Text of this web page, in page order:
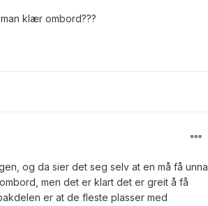
klær ombord???
og da sier det seg selv at en må få unna
men det er klart det er greit å få
er at de fleste plasser med